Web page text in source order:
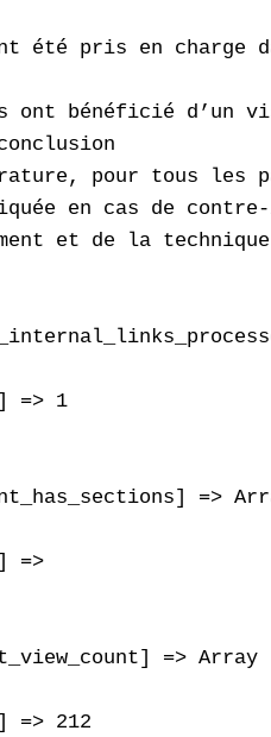
été pris en charge
ont bénéficié d’un
pour tous les
en cas de
et de la
=> 1
=>
=>
=> Array
=> 212